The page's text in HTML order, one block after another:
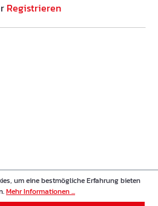
Registrieren
um eine bestmögliche Erfahrung bieten
Mehr Informationen ...